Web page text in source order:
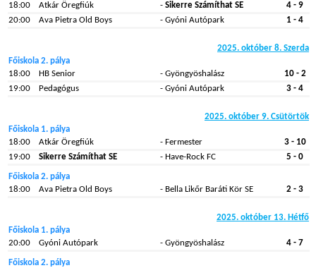
18:00
Atkár Öregfiúk - Sikerre Számíthat SE
4 - 9
20:00
Ava Pietra Old Boys - Gyóni Autópark 1 - 4
2025. október 8. Szerda
Főiskola 2. pálya
18:00
HB Senior - Gyöngyöshalász
10 - 2
19:00
Pedagógus - Gyóni Autópark 3 - 4
2025. október 9. Csütörtök
Főiskola 1. pálya
18:00
Atkár Öregfiúk - Fermester
3 - 10
19:00
Sikerre Számíthat SE - Have-Rock FC 5 - 0
Főiskola 2. pálya
18:00
Ava Pietra Old Boys - Bella Likőr Baráti Kör SE 2 - 3
2025. október 13. Hétfő
Főiskola 1. pálya
20:00
Gyóni Autópark - Gyöngyöshalász 4 - 7
Főiskola 2. pálya